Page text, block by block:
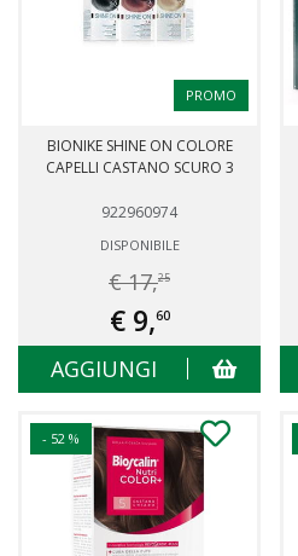
PROMO
BIONIKE SHINE ON COLORE
CAPELLI CASTANO SCURO 3
922960974
DISPONIBILE
€ 17,25
€ 9,60
AGGIUNGI
- 52 %